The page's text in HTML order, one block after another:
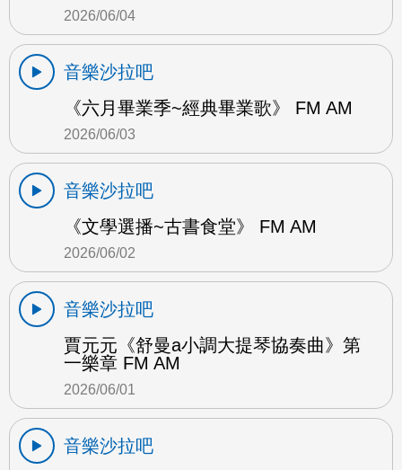
2026/06/04
音樂沙拉吧
《六月畢業季~經典畢業歌》 FM AM
2026/06/03
音樂沙拉吧
《文學選播~古書食堂》 FM AM
2026/06/02
音樂沙拉吧
賈元元《舒曼a小調大提琴協奏曲》第
一樂章 FM AM
2026/06/01
音樂沙拉吧